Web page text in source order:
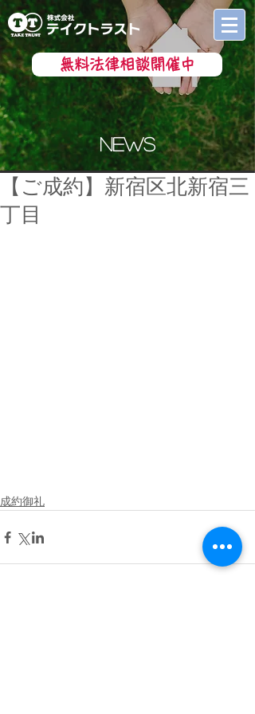
無料法律相談開催中
news
【ご成約】新宿区北新宿三
丁目
成約御礼